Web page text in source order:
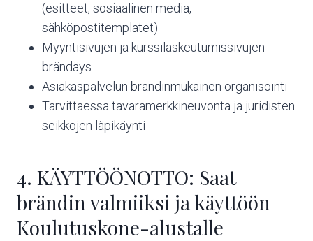
(esitteet, sosiaalinen media,
sähköpostitemplatet)
Myyntisivujen ja kurssilaskeutumissivujen
brändäys
Asiakaspalvelun brändinmukainen organisointi
Tarvittaessa tavaramerkkineuvonta ja juridisten
seikkojen läpikäynti
4. KÄYTTÖÖNOTTO: Saat
brändin valmiiksi ja käyttöön
Koulutuskone-alustalle